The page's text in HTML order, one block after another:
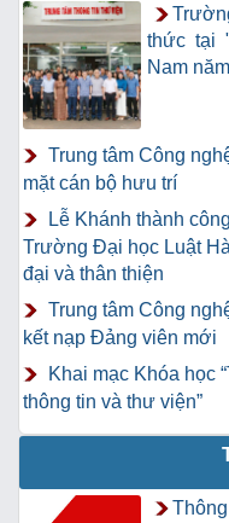
thức tại
Nam
Trung tâm Công
mặt cán bộ hưu trí
Lễ Khánh thành
Trường Đại học Luật
đại và thân thiện
Trung tâm Công
kết nạp Đảng viên mới
Khai mạc Khóa học
thông tin và thư viện”